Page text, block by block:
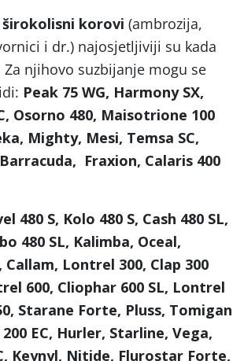
širokolisni korovi (ambrozija,
i dr.) najosjetljiviji su kada
njihovo suzbijanje mogu se
Peak 75 WG, Harmony SX,
Osorno 480, Maisotrione 100
Mighty, Mesi, Temsa SC,
Fraxion, Calaris 400
480 S, Kolo 480 S, Cash 480 SL,
480 SL, Kalimba, Oceal,
Callam, Lontrel 300, Clap 300
600, Cliophar 600 SL, Lontrel
Starane Forte, Pluss, Tomigan
200 EC, Hurler, Starline, Vega,
Keynyl, Nitide, Flurostar Forte,